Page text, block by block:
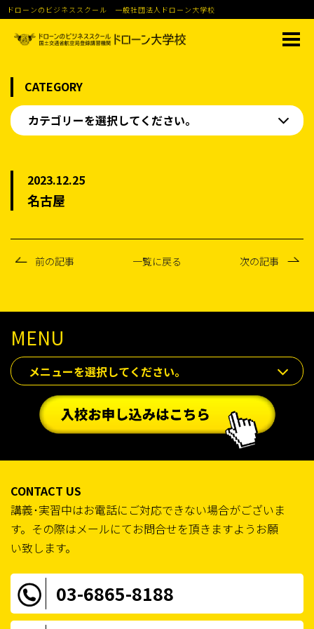
ドローンのビジネススクール 一般社団法人ドローン大学校
CATEGORY
カテゴリーを選択してください。
2023.12.25
名古屋
前の記事 一覧に戻る 次の記事
MENU
メニューを選択してください。
CONTACT US
講義･実習中はお電話にご対応できない場合がございま
す。その際はメールにてお問合せを頂きますようお願
い致します。
03-6865-8188